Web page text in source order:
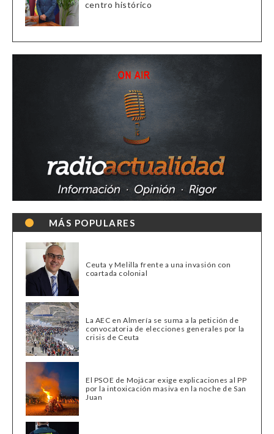
centro histórico
MÁS POPULARES
Ceuta y Melilla frente a una invasión con
coartada colonial
La AEC en Almería se suma a la petición de
convocatoria de elecciones generales por la
crisis de Ceuta
El PSOE de Mojácar exige explicaciones al PP
por la intoxicación masiva en la noche de San
Juan